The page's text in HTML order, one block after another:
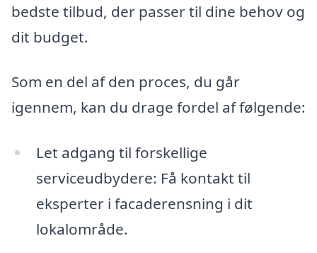
bedste tilbud, der passer til dine behov og
dit budget.
Som en del af den proces, du går
igennem, kan du drage fordel af følgende:
Let adgang til forskellige
serviceudbydere: Få kontakt til
eksperter i facaderensning i dit
lokalområde.